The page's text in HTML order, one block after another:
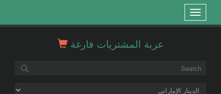
عربة المشتريات فارغة
Open
menu